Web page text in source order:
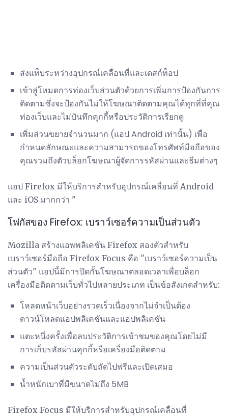
ส่งแท็บระหว่างอุปกรณ์เคลื่อนที่และเดสก์ท็อป
เข้าสู่โหมดการท่องเว็บส่วนตัวด้วยการเพิ่มการป้องกันการ
ติดตามซึ่งจะป้องกันไม่ให้โฆษณาติดตามคุณได้ทุกที่ที่คุณ
ท่องเว็บและไม่บันทึกคุกกี้หรือประวัติการเรียกดู
เพิ่มส่วนขยายจำนวนมาก (แอป Android เท่านั้น) เพื่อ
กำหนดลักษณะและความสามารถของโทรศัพท์มือถือของ
คุณรวมถึงตัวบล็อกโฆษณาผู้จัดการรหัสผ่านและธีมต่างๆ
แอป Firefox มีให้บริการสำหรับอุปกรณ์เคลื่อนที่ Android
และ iOS มากกว่า "
โฟกัสของ Firefox: เบราว์เซอร์ความเป็นส่วนตัว
Mozilla สร้างแอพพลิเคชัน Firefox สองตัวสำหรับ
เบราว์เซอร์มือถือ Firefox Focus คือ "เบราว์เซอร์ความเป็น
ส่วนตัว" แอปนี้มีการปิดกั้นโฆษณาตลอดเวลาเพื่อบล็อก
เครื่องมือติดตามเว็บทั่วไปหลายประเภท เป็นข้อสังเกตสำหรับ:
โหลดหน้าเว็บอย่างรวดเร็วเนื่องจากไม่จำเป็นต้อง
ดาวน์โหลดแอปพลิเคชันและแอปพลิเคชัน
แตะหนึ่งครั้งเพื่อลบประวัติการเข้าชมของคุณโดยไม่มี
การเก็บรหัสผ่านคุกกี้หรือเครื่องมือติดตาม
ความเป็นส่วนตัวระดับถัดไปฟรีและเปิดเสมอ
น้ำหนักเบาที่มีขนาดไม่ถึง 5MB
Firefox Focus มีให้บริการสำหรับอุปกรณ์เคลื่อนที่